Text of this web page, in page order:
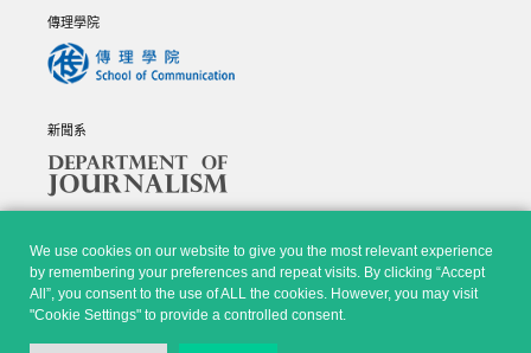
We use cookies on our website to give you the most relevant experience
by remembering your preferences and repeat visits. By clicking “Accept
All”, you consent to the use of ALL the cookies. However, you may visit
"Cookie Settings" to provide a controlled consent.
傳理學院
新聞系
© Copyright 2026 - 香港浸會大學傳理學院, 新聞系 |Privacy
Policy
|